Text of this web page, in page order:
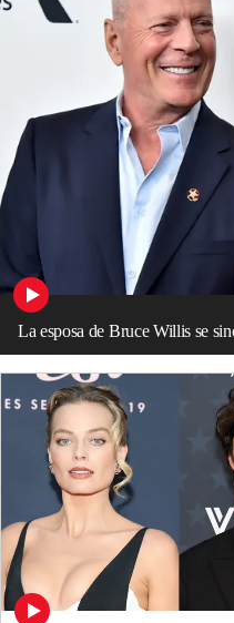
La esposa de Bruce Willis se